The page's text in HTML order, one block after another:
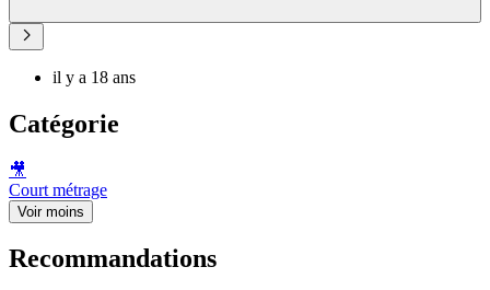
il y a 18 ans
Catégorie
🎥
Court métrage
Voir moins
Recommandations